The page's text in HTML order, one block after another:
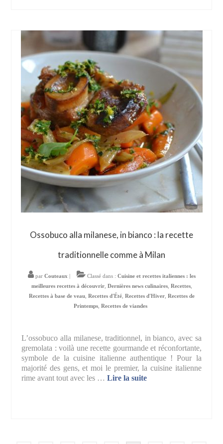
Ossobuco alla milanese, in bianco : la recette
traditionnelle comme à Milan
par Couteaux Classé dans : Cuisine et recettes italiennes : les
meilleures recettes à découvrir, Dernières news culinaires, Recettes,
Recettes à base de veau, Recettes d'Été, Recettes d'Hiver, Recettes de
Printemps, Recettes de viandes
L’ossobuco alla milanese, traditionnel, in bianco, avec sa
gremolata : voilà une recette gourmande et réconfortante,
symbole de la cuisine italienne authentique ! Pour la
majorité des gens, et moi le premier, la cuisine italienne
rime avant tout avec les …Lire la suite­­